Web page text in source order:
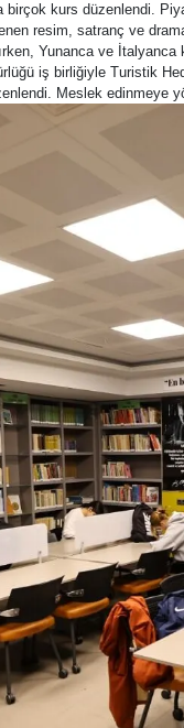
kurs düzenlendi.
resim, satranç ve
Yunanca ve
iş birliğiyle Turistik
Meslek edinmeye